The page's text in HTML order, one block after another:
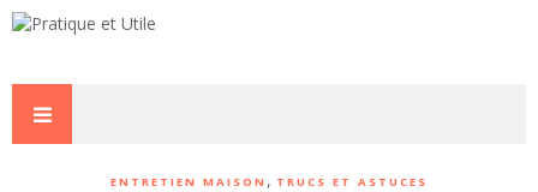
ENTRETIEN MAISON , TRUCS ET ASTUCES